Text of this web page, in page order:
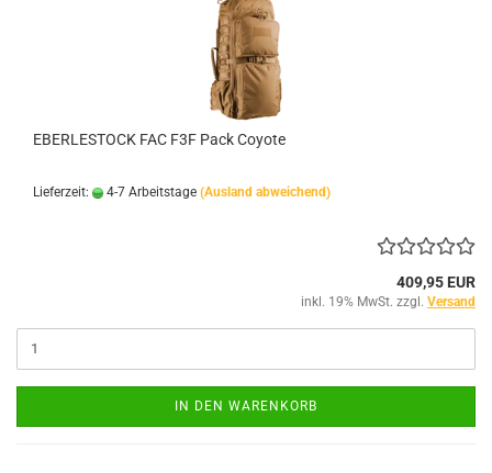
EBERLESTOCK FAC F3F Pack Coyote
Lieferzeit: 4-7 Arbeitstage (Ausland abweichend)
409,95 EUR
inkl. 19% MwSt. zzgl. Versand
IN DEN WARENKORB